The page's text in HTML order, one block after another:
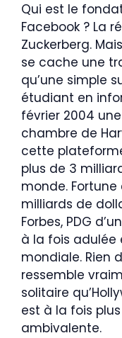
Qui est le
Facebook ? La
Zuckerberg.
se cache une
qu’une simple
étudiant en
février 2004
chambre de
cette
plus de 3
monde.
milliards de
Forbes, PDG
à la fois adulée
mondiale. Rien
ressemble
solitaire
est à la fois
ambivalente.